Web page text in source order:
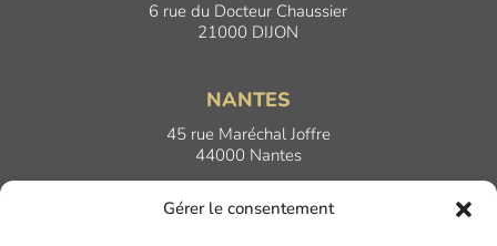
Gérer le consentement
6 rue du Docteur Chaussier
21000 DIJON
NANTES
45 rue Maréchal Joffre
44000 Nantes
LYON